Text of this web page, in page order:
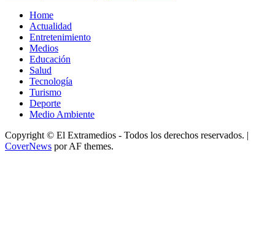
Home
Actualidad
Entretenimiento
Medios
Educación
Salud
Tecnología
Turismo
Deporte
Medio Ambiente
Copyright © El Extramedios - Todos los derechos reservados. |
CoverNews por AF themes.